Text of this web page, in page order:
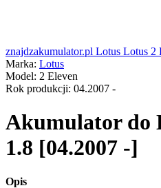
znajdzakumulator.pl Lotus Lotus 2
Marka: Lotus
Model: 2 Eleven
Rok produkcji: 04.2007 -
Akumulator do
1.8 [04.2007 -]
Opis